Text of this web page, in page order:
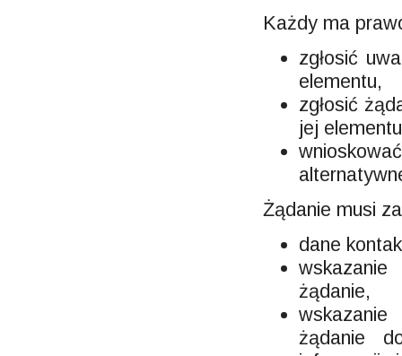
Każdy ma
zgłosić
elementu,
zgłosić
jej
Żądanie musi
dane
żądanie,
wskazanie
żądanie